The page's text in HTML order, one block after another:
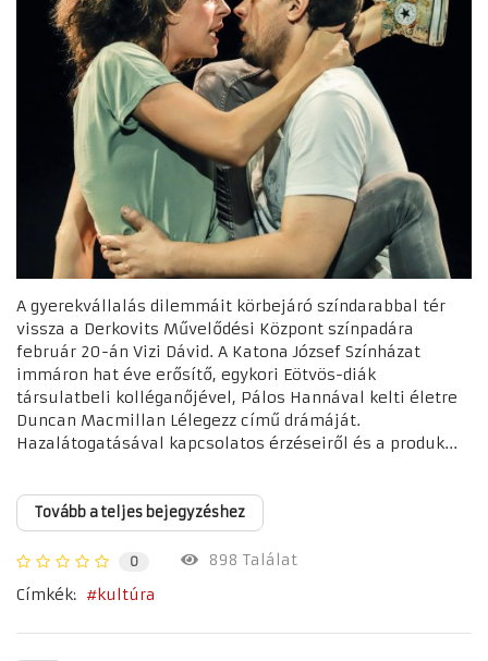
A gyerekvállalás dilemmáit körbejáró színdarabbal tér
vissza a Derkovits Művelődési Központ színpadára
február 20-án Vizi Dávid. A Katona József Színházat
immáron hat éve erősítő, egykori Eötvös-diák
társulatbeli kolléganőjével, Pálos Hannával kelti életre
Duncan Macmillan Lélegezz című drámáját.
Hazalátogatásával kapcsolatos érzéseiről és a produk...
Tovább a teljes bejegyzéshez
0
898 Találat
Címkék:
kultúra